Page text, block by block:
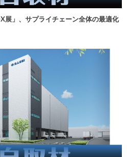
展」、サプライチェーン全体の最適化